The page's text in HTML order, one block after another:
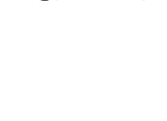
تفاهم لتعزيز التعاون